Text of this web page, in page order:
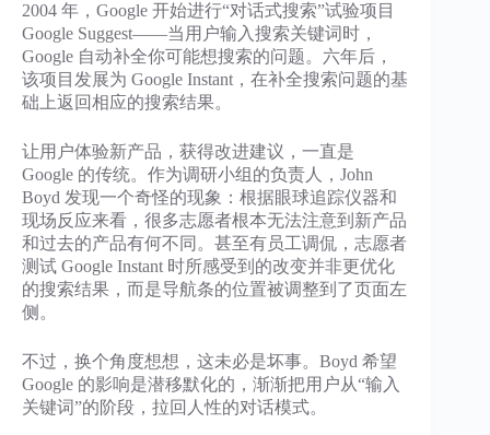
2004 年，Google 开始进行“对话式搜索”试验项目
Google Suggest——当用户输入搜索关键词时，
Google 自动补全你可能想搜索的问题。六年后，
该项目发展为 Google Instant，在补全搜索问题的基
础上返回相应的搜索结果。
让用户体验新产品，获得改进建议，一直是
Google 的传统。作为调研小组的负责人，John
Boyd 发现一个奇怪的现象：根据眼球追踪仪器和
现场反应来看，很多志愿者根本无法注意到新产品
和过去的产品有何不同。甚至有员工调侃，志愿者
测试 Google Instant 时所感受到的改变并非更优化
的搜索结果，而是导航条的位置被调整到了页面左
侧。
不过，换个角度想想，这未必是坏事。Boyd 希望
Google 的影响是潜移默化的，渐渐把用户从“输入
关键词”的阶段，拉回人性的对话模式。